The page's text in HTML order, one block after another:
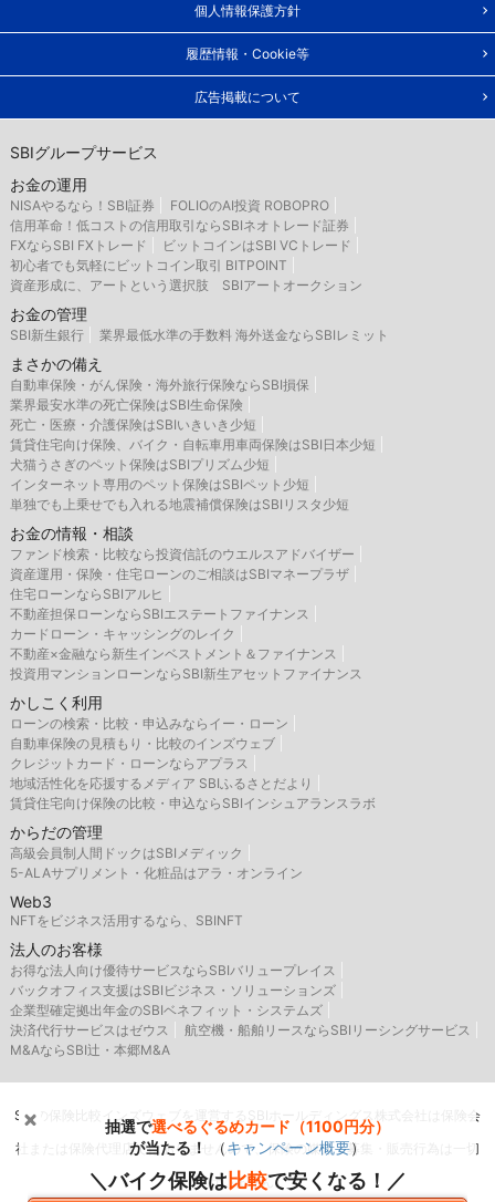
個人情報保護方針
履歴情報・Cookie等
広告掲載について
SBIグループサービス
お金の運用
NISAやるなら！SBI証券
FOLIOのAI投資 ROBOPRO
信用革命！低コストの信用取引ならSBIネオトレード証券
FXならSBI FXトレード
ビットコインはSBI VCトレード
初心者でも気軽にビットコイン取引 BITPOINT
資産形成に、アートという選択肢 SBIアートオークション
お金の管理
SBI新生銀行 業界最低水準の手数料 海外送金ならSBIレミット
まさかの備え
自動車保険・がん保険・海外旅行保険ならSBI損保
業界最安水準の死亡保険はSBI生命保険
死亡・医療・介護保険はSBIいきいき少短
賃貸住宅向け保険、バイク・自転車用車両保険はSBI日本少短
犬猫うさぎのペット保険はSBIプリズム少短
インターネット専用のペット保険はSBIペット少短
単独でも上乗せでも入れる地震補償保険はSBIリスタ少短
お金の情報・相談
ファンド検索・比較なら投資信託のウエルスアドバイザー
資産運用・保険・住宅ローンのご相談はSBIマネープラザ
住宅ローンならSBIアルヒ
不動産担保ローンならSBIエステートファイナンス
カードローン・キャッシングのレイク
不動産×金融なら新生インベストメント＆ファイナンス
投資用マンションローンならSBI新生アセットファイナンス
かしこく利用
ローンの検索・比較・申込みならイー・ローン
自動車保険の見積もり・比較のインズウェブ
クレジットカード・ローンならアプラス
地域活性化を応援するメディア SBIふるさとだより
賃貸住宅向け保険の比較・申込ならSBIインシュアランスラボ
からだの管理
高級会員制人間ドックはSBIメディック
5-ALAサプリメント・化粧品はアラ・オンライン
Web3
NFTをビジネス活用するなら、SBINFT
法人のお客様
お得な法人向け優待サービスならSBIバリュープレイス
バックオフィス支援はSBIビジネス・ソリューションズ
企業型確定拠出年金のSBIベネフィット・システムズ
決済代行サービスはゼウス
航空機・船舶リースならSBIリーシングサービス
M&AならSBI辻・本郷M&A
SBIの保険比較インズウェブを運営するSBIホールディングス株式会社は保険会
社または保険代理店ではありませんので、保険の媒介・募集・販売行為は一切
行いません。
抽選で選べるぐるめカード（1100円分）
が当たる！
（キャンペーン概要）
＼バイク保険は比較で安くなる！／